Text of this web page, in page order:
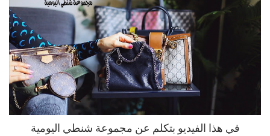
في هذا الفيديو بتكلم عن مجموعة شنطي اليومية